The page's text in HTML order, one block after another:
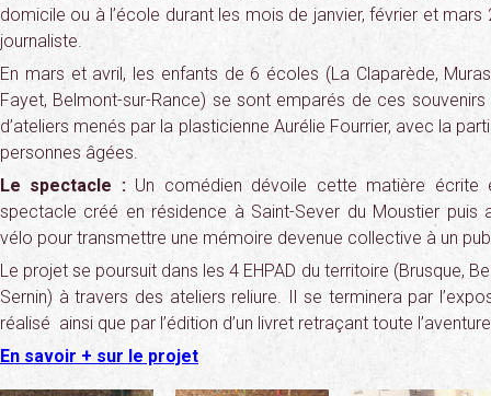
domicile ou à l’école durant les mois de janvier, février et mars
journaliste.
En mars et avril, les enfants de 6 écoles (La Claparède,
Fayet, Belmont-sur-Rance) se sont emparés de ces souvenirs
d’ateliers menés par la plasticienne Aurélie Fourrier, avec la
personnes âgées.
Le spectacle : Un comédien dévoile cette matière écrite
spectacle créé en résidence à Saint-Sever du Moustier puis
vélo pour transmettre une mémoire devenue collective à un
Le projet se poursuit dans les 4 EHPAD du territoire (Brusque,
Sernin) à travers des ateliers reliure. Il se terminera par
réalisé ainsi que par l’édition d’un livret retraçant toute
En savoir + sur le projet